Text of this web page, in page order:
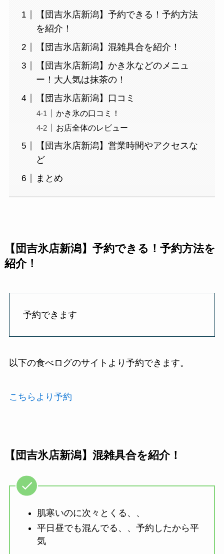
【団吉氷店新潟】予約できる！予約方法
を紹介！
【団吉氷店新潟】混雑具合を紹介！
【団吉氷店新潟】かき氷などのメニュ
ー！大人気は抹茶の！
【団吉氷店新潟】口コミ
かき氷の口コミ！
お店全体のレビュー
【団吉氷店新潟】営業時間やアクセスな
ど
まとめ
【団吉氷店新潟】予約できる！予約方法を
紹介！
予約できます
以下の食べログのサイトより予約できます。
こちらより予約
【団吉氷店新潟】混雑具合を紹介！
肌寒いのに次々とくる、、
平日昼でも混んでる、、予約したから平
気